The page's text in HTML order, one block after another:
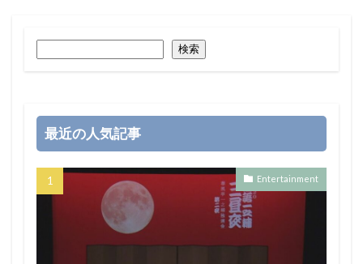
検索
最近の人気記事
Entertainment